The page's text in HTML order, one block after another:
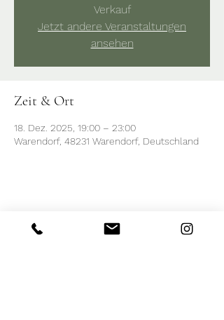
Verkauf
Jetzt andere Veranstaltungen
ansehen
Zeit & Ort
18. Dez. 2025, 19:00 – 23:00
Warendorf, 48231 Warendorf, Deutschland
Diese Veranstaltung teilen